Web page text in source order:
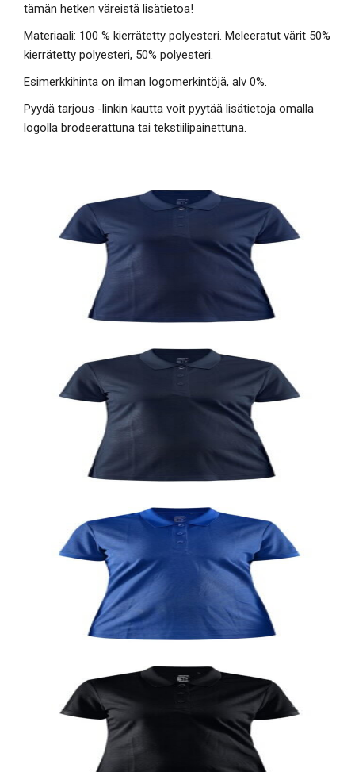
tämän hetken väreistä lisätietoa!
Materiaali: 100 % kierrätetty polyesteri. Meleeratut värit 50%
kierrätetty polyesteri, 50% polyesteri.
Esimerkkihinta on ilman logomerkintöjä, alv 0%.
Pyydä tarjous -linkin kautta voit pyytää lisätietoja omalla
logolla brodeerattuna tai tekstiilipainettuna.